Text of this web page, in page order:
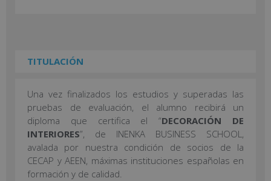
TITULACIÓN
Una vez finalizados los estudios y superadas las
pruebas de evaluación, el alumno recibirá un
diploma que certifica el “DECORACIÓN DE
INTERIORES”, de INENKA BUSINESS SCHOOL,
avalada por nuestra condición de socios de la
CECAP y AEEN, máximas instituciones españolas en
formación y de calidad.